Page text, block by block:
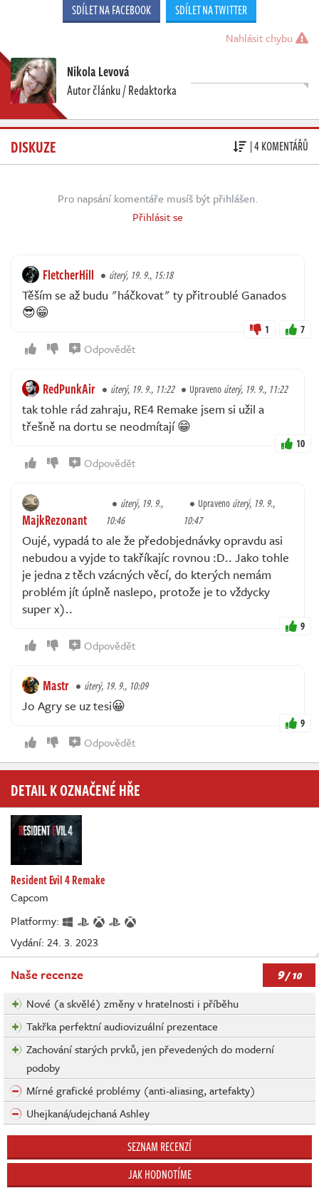
SDÍLET NA FACEBOOK SDÍLET NA TWITTER
Nahlásit chybu
Nikola Levová
Autor článku / Redaktorka
DISKUZE | 4 KOMENTÁŘŮ
Pro napsání komentáře musíš být přihlášen.
Přihlásit se
FletcherHill úterý, 19. 9., 15:18
Těším se až budu "háčkovat" ty přitroublé Ganados
😎😁
1 7
Odpovědět
RedPunkAir úterý, 19. 9., 11:22 Upravenoúterý, 19. 9., 11:22
tak tohle rád zahraju, RE4 Remake jsem si užil a
třešně na dortu se neodmítají 😁
10
Odpovědět
MajkRezonant
úterý, 19. 9.,
10:46
Upravenoúterý, 19. 9.,
10:47
Oujé, vypadá to ale že předobjednávky opravdu asi
nebudou a vyjde to takříkajíc rovnou :D.. Jako tohle
je jedna z těch vzácných věcí, do kterých nemám
problém jít úplně naslepo, protože je to vždycky
super x)..
9
Odpovědět
Mastr úterý, 19. 9., 10:09
Jo Agry se uz tesi😀
9
Odpovědět
DETAIL K OZNAČENÉ HŘE
Resident Evil 4 Remake
Capcom
Platformy:
Vydání: 24. 3. 2023
Naše recenze 9/ 10
Nové (a skvělé) změny v hratelnosti i příběhu
Takřka perfektní audiovizuální prezentace
Zachování starých prvků, jen převedených do moderní
podoby
Mírné grafické problémy (anti-aliasing, artefakty)
Uhejkaná/udejchaná Ashley
SEZNAM RECENZÍ
JAK HODNOTÍME